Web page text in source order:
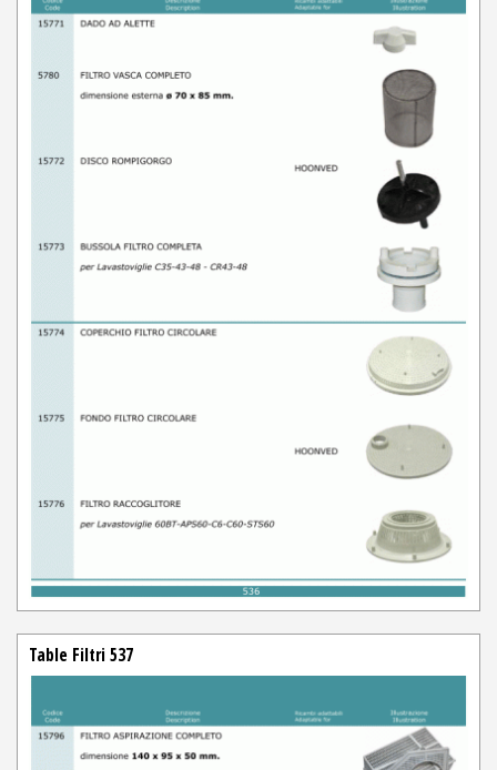
Table Filtri 537